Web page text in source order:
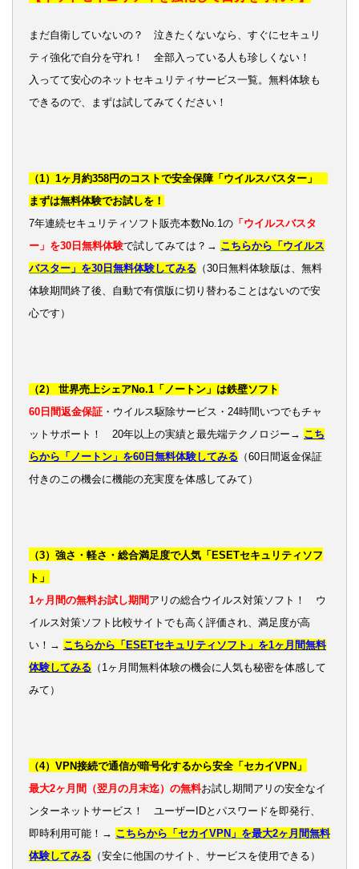
まだ自衛していないの？ 泣きたくないなら、すぐにセキュリ
ティ強化で自分を守れ！ 全部入っている人も珍しくない！
入ってて安心のネットセキュリティサービス一覧。無料体験も
できるので、まずは試してみてください！
（1）1ヶ月約358円のコストで安全保障「ウイルスバスター」
まずは無料体験でお試しを！
7年連続セキュリティソフト販売本数No.1の 「ウイルスバスタ
ー」を30日無料体験で試してみては？→ こちらから「ウイルス
バスター」を30日無料体験してみる （30日無料体験版は、無料
体験期間終了後、自動で有償版に切り替わることはないので安
心です）
（2） 世界売上シェアNo.1「ノートン」は鉄壁ソフト
60日間返金保証 ・ウイルス駆除サービス・24時間いつでもチャ
ットサポート！ 20年以上の実績と最先端テクノロジー→ こち
らから「ノートン」を60日無料体験してみる （60日間返金保証
付きのこの機会に機能の充実度を体感してみて）
（3）強さ・軽さ・総合満足度で人気「ESETセキュリティソフ
ト」
1ヶ月間の無料お試し期間アリの総合ウイルス対策ソフト！ ウ
イルス対策ソフト比較サイトでも高く評価され、満足度が高
い！→ こちらから「ESETセキュリティソフト」を1ヶ月間無料
体験してみる （1ヶ月間無料体験の機会に人気も秘密を体感して
みて）
（4）VPN接続で通信が暗号化するから安全「セカイVPN」
最大2ヶ月間（翌月の月末迄）の無料お試し期間アリの安全なイ
ンターネットサービス！ ユーザーIDとパスワードを即発行、
即時利用可能！→ こちらから「セカイVPN」を最大2ヶ月間無料
体験してみる （安全に他国のサイト、サービスを使用できる）